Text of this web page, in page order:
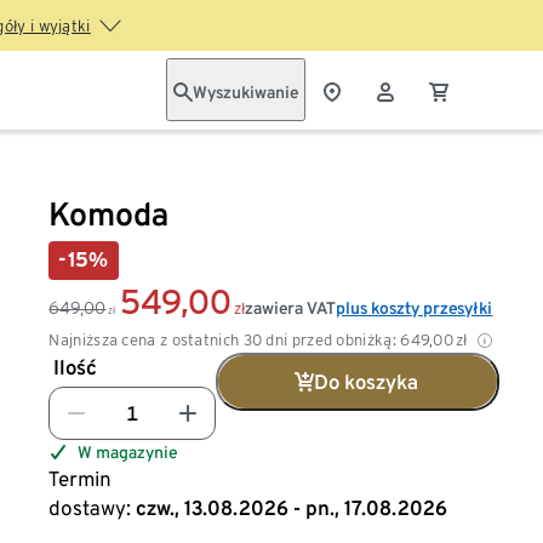
i wyjątki
Wyszukiwanie
Komoda
-15%
649,00 zł 549,00 zł
Najniższa cena z ostatnich 30 dni przed obniżką: 649,00zł
zawiera VATplus koszty przesyłki
Ilość
Do koszyka
W magazynie
Termin
dostawy: czw., 13.08.2026 - pn., 17.08.2026